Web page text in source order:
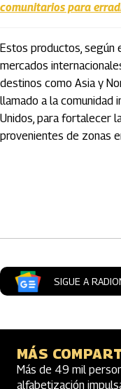
comunitarios para
Estos productos, según
mercados
destinos como Asia y
llamado a la comunidad
Unidos, para fortalecer
provenientes de zonas
SIGUE A
MÁS
Más de 49 mil
alfabetización